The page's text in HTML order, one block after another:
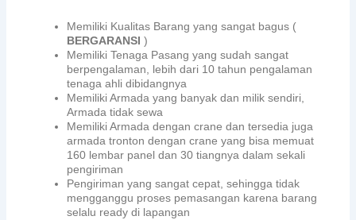
Memiliki Kualitas Barang yang sangat bagus (
BERGARANSI )
Memiliki Tenaga Pasang yang sudah sangat
berpengalaman, lebih dari 10 tahun pengalaman
tenaga ahli dibidangnya
Memiliki Armada yang banyak dan milik sendiri,
Armada tidak sewa
Memiliki Armada dengan crane dan tersedia juga
armada tronton dengan crane yang bisa memuat
160 lembar panel dan 30 tiangnya dalam sekali
pengiriman
Pengiriman yang sangat cepat, sehingga tidak
mengganggu proses pemasangan karena barang
selalu ready di lapangan